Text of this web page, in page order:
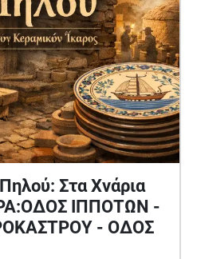
Στα Χνάρια
ΙΠΠΟΤΩΝ -
- ΟΔΟΣ